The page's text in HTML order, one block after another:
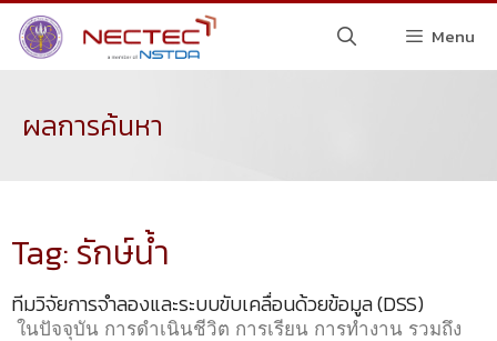
Menu
ผลการค้นหา
Tag: รักษ์น้ำ
ทีมวิจัยการจำลองและระบบขับเคลื่อนด้วยข้อมูล (DSS)
ในปัจจุบัน การดำเนินชีวิต การเรียน การทำงาน รวมถึง